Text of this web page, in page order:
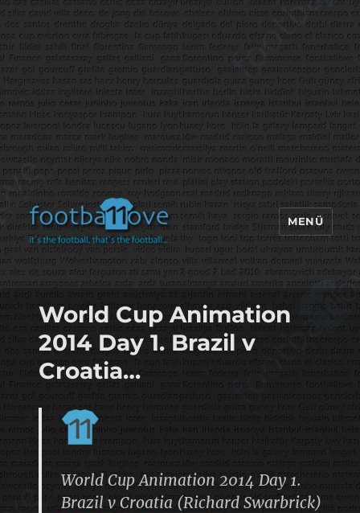
footbaLLove
MENÜ
World Cup Animation
2014 Day 1. Brazil v
Croatia…
World Cup Animation 2014 Day 1.
Brazil v Croatia (Richard Swarbrick)